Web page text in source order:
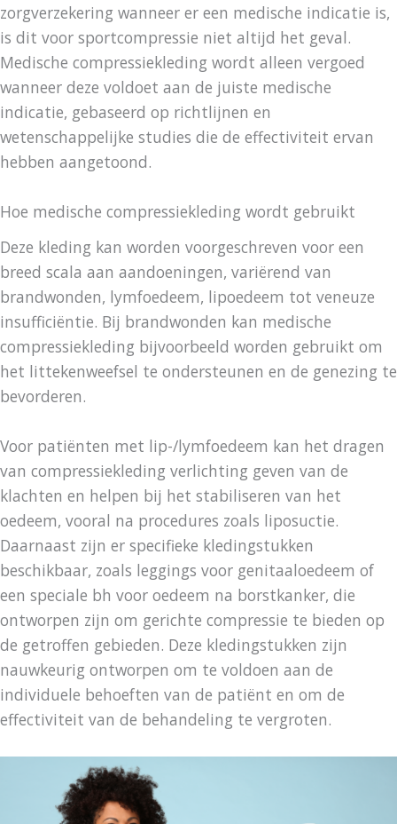
zorgverzekering wanneer er een medische indicatie is,
is dit voor sportcompressie niet altijd het geval.
Medische compressiekleding wordt alleen vergoed
wanneer deze voldoet aan de juiste medische
indicatie, gebaseerd op richtlijnen en
wetenschappelijke studies die de effectiviteit ervan
hebben aangetoond.
Hoe medische compressiekleding wordt gebruikt
Deze kleding kan worden voorgeschreven voor een
breed scala aan aandoeningen, variërend van
brandwonden, lymfoedeem, lipoedeem tot veneuze
insufficiëntie. Bij brandwonden kan medische
compressiekleding bijvoorbeeld worden gebruikt om
het littekenweefsel te ondersteunen en de genezing te
bevorderen.
Voor patiënten met lip-/lymfoedeem kan het dragen
van compressiekleding verlichting geven van de
klachten en helpen bij het stabiliseren van het
oedeem, vooral na procedures zoals liposuctie.
Daarnaast zijn er specifieke kledingstukken
beschikbaar, zoals leggings voor genitaaloedeem of
een speciale bh voor oedeem na borstkanker, die
ontworpen zijn om gerichte compressie te bieden op
de getroffen gebieden. Deze kledingstukken zijn
nauwkeurig ontworpen om te voldoen aan de
individuele behoeften van de patiënt en om de
effectiviteit van de behandeling te vergroten.